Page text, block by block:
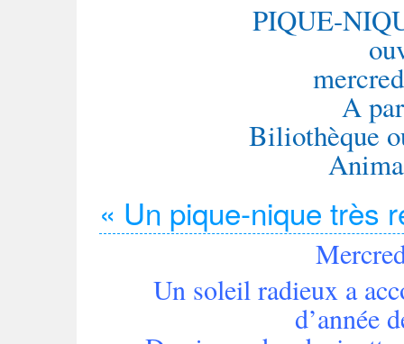
PIQUE-
A
Biliothèque
« Un pique-nique très
Un soleil radieux a
d’année